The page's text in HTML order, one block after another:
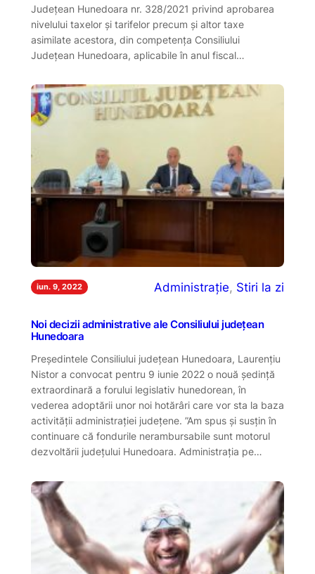
Județean Hunedoara nr. 328/2021 privind aprobarea
nivelului taxelor şi tarifelor precum şi altor taxe
asimilate acestora, din competenţa Consiliului
Judeţean Hunedoara, aplicabile în anul fiscal…
iun. 9, 2022 Administrație, Stiri la zi
Noi decizii administrative ale Consiliului județean
Hunedoara
Președintele Consiliului județean Hunedoara, Laurențiu
Nistor a convocat pentru 9 iunie 2022 o nouă ședință
extraordinară a forului legislativ hunedorean, în
vederea adoptării unor noi hotărâri care vor sta la baza
activității administrației județene. ”Am spus și susțin în
continuare că fondurile nerambursabile sunt motorul
dezvoltării județului Hunedoara. Administrația pe…